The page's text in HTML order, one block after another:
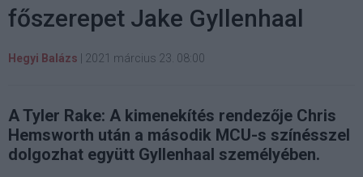
főszerepet Jake Gyllenhaal
Hegyi Balázs 2021 március 23. 08:00
A Tyler Rake: A kimenekítés rendezője Chris
Hemsworth után a második MCU-s színésszel
dolgozhat együtt Gyllenhaal személyében.